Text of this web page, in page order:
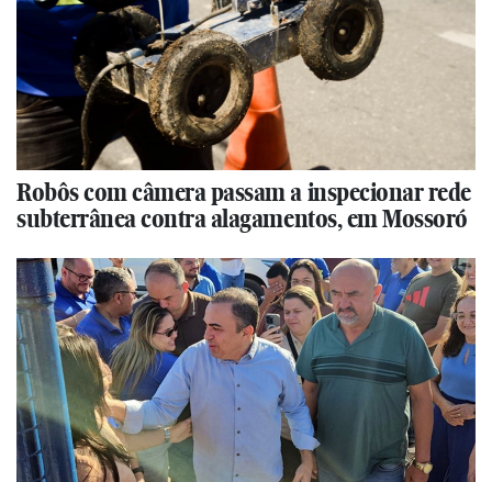
Robôs com câmera passam a inspecionar rede
subterrânea contra alagamentos, em Mossoró